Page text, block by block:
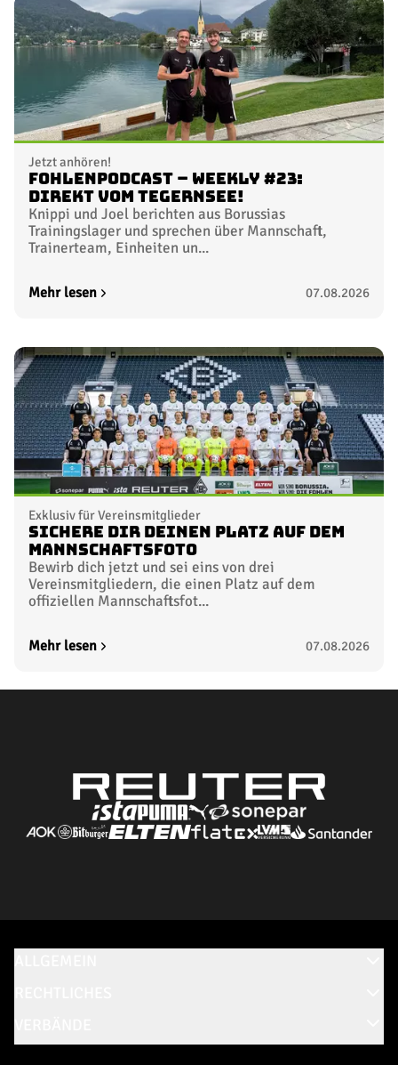
Jetzt anhören!
FohlenPodcast – Weekly #23:
Direkt vom Tegernsee!
Knippi und Joel berichten aus Borussias
Trainingslager und sprechen über Mannschaft,
Trainerteam, Einheiten un...
Mehr lesen 07.08.2026
Exklusiv für Vereinsmitglieder
Sichere dir deinen Platz auf dem
Mannschaftsfoto
Bewirb dich jetzt und sei eins von drei
Vereinsmitgliedern, die einen Platz auf dem
offiziellen Mannschaftsfot...
Mehr lesen 07.08.2026